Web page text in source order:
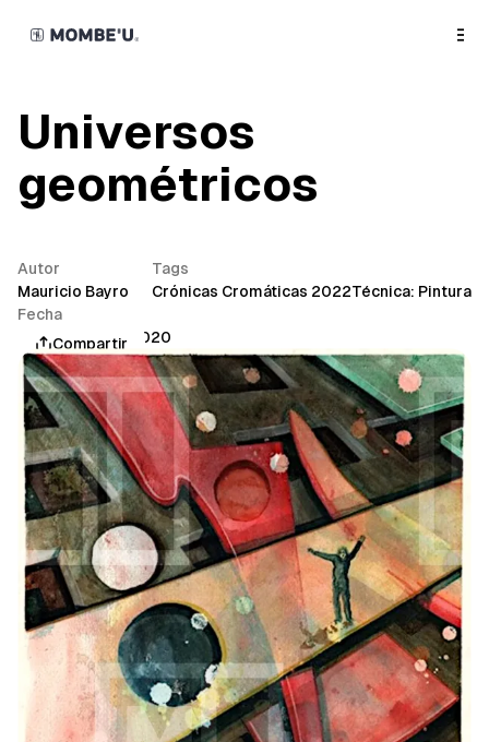
Universos
geométricos
Autor
Mauricio Bayro
Tags
Crónicas Cromáticas 2022Técnica: Pintura
Fecha
noviembre 30, 2020
Compartir